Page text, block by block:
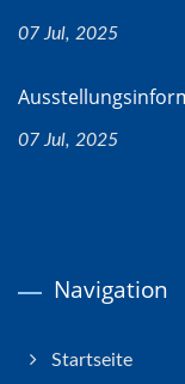
07 Jul, 2025
07 Jul, 2025
Navigation
Startseite